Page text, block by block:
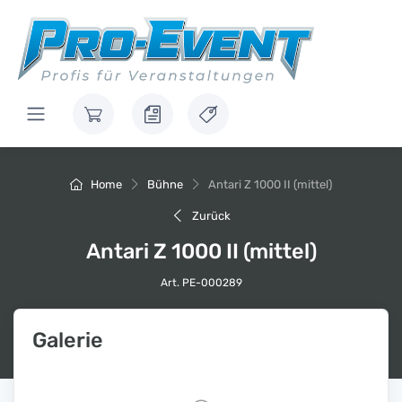
Home Bühne Antari Z 1000 II (mittel)
Zurück
Antari Z 1000 II (mittel)
Art. PE-000289
Galerie